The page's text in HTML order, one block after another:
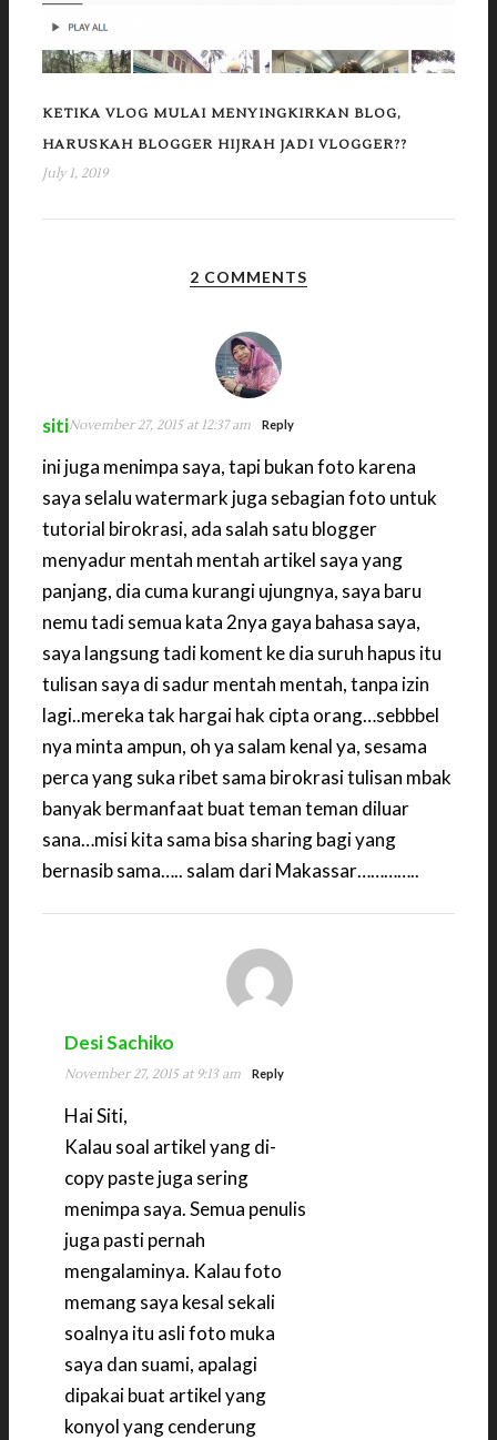
KETIKA VLOG MULAI MENYINGKIRKAN BLOG,
HARUSKAH BLOGGER HIJRAH JADI VLOGGER??
July 1, 2019
2 COMMENTS
sitiNovember 27, 2015 at 12:37 am Reply
ini juga menimpa saya, tapi bukan foto karena
saya selalu watermark juga sebagian foto untuk
tutorial birokrasi, ada salah satu blogger
menyadur mentah mentah artikel saya yang
panjang, dia cuma kurangi ujungnya, saya baru
nemu tadi semua kata 2nya gaya bahasa saya,
saya langsung tadi koment ke dia suruh hapus itu
tulisan saya di sadur mentah mentah, tanpa izin
lagi..mereka tak hargai hak cipta orang…sebbbel
nya minta ampun, oh ya salam kenal ya, sesama
perca yang suka ribet sama birokrasi tulisan mbak
banyak bermanfaat buat teman teman diluar
sana…misi kita sama bisa sharing bagi yang
bernasib sama….. salam dari Makassar…………..
Desi Sachiko
November 27, 2015 at 9:13 am Reply
Hai Siti,
Kalau soal artikel yang di-
copy paste juga sering
menimpa saya. Semua penulis
juga pasti pernah
mengalaminya. Kalau foto
memang saya kesal sekali
soalnya itu asli foto muka
saya dan suami, apalagi
dipakai buat artikel yang
konyol yang cenderung